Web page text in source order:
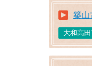
築山
大和高